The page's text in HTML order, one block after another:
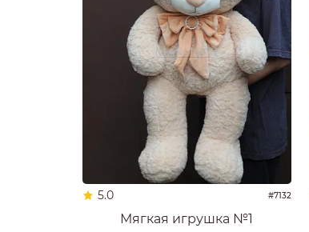
5.0 #7132
Мягкая игрушка №1